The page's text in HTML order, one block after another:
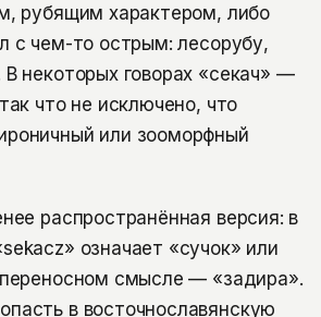
рубящим характером, либо
с чем-то острым: лесорубу,
некоторых говорах «секач» —
что не исключено, что
или зооморфный
распространённая версия: в
означает «сучок» или
смысле — «задира».
в восточнославянскую